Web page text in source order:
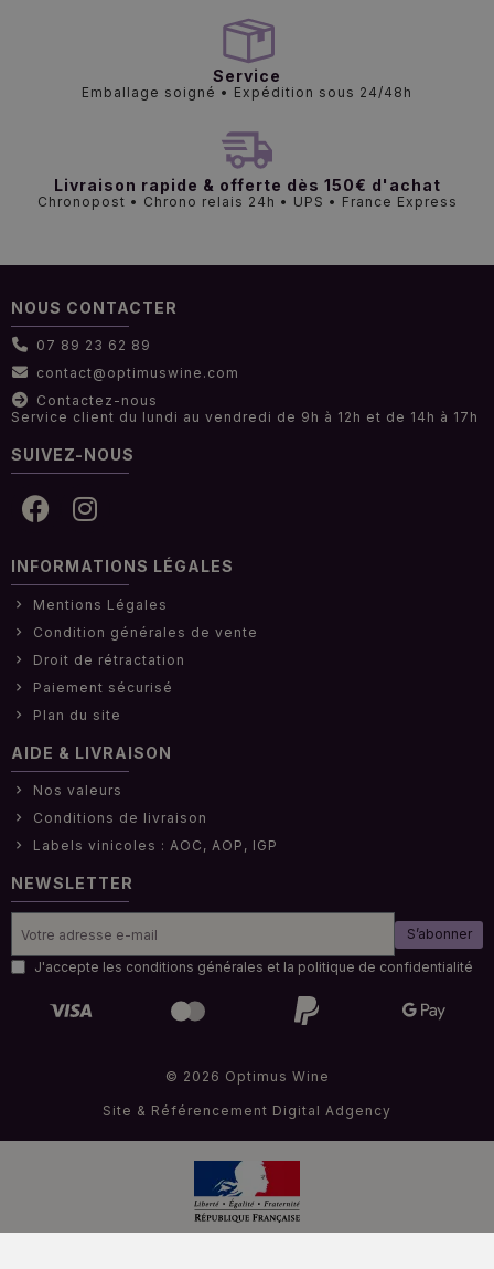
Service
Emballage soigné • Expédition sous 24/48h
Livraison rapide & offerte dès 150€ d'achat
Chronopost • Chrono relais 24h • UPS • France Express
NOUS CONTACTER
07 89 23 62 89
contact@optimuswine.com
Contactez-nous
Service client du lundi au vendredi de 9h à 12h et de 14h à 17h
SUIVEZ-NOUS
INFORMATIONS LÉGALES
Mentions Légales
Condition générales de vente
Droit de rétractation
Paiement sécurisé
Plan du site
AIDE & LIVRAISON
Nos valeurs
Conditions de livraison
Labels vinicoles : AOC, AOP, IGP
NEWSLETTER
S’abonner
J'accepte les conditions générales et la politique de confidentialité
© 2026 Optimus Wine
Site & Référencement Digital Adgency